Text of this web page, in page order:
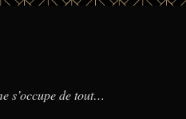
s’occupe de tout…